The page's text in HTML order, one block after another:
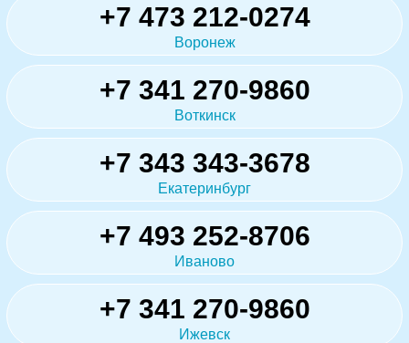
+7 473 212-0274
Воронеж
+7 341 270-9860
Воткинск
+7 343 343-3678
Екатеринбург
+7 493 252-8706
Иваново
+7 341 270-9860
Ижевск